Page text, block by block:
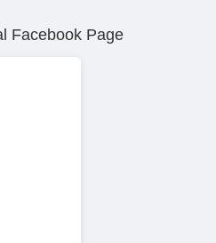
Facebook Page